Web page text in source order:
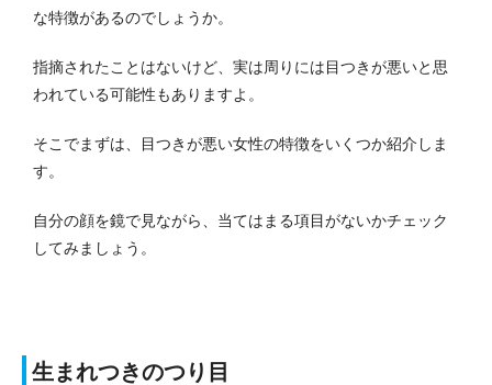
な特徴があるのでしょうか。
指摘されたことはないけど、実は周りには目つきが悪いと思
われている可能性もありますよ。
そこでまずは、目つきが悪い女性の特徴をいくつか紹介しま
す。
自分の顔を鏡で見ながら、当てはまる項目がないかチェック
してみましょう。
生まれつきのつり目